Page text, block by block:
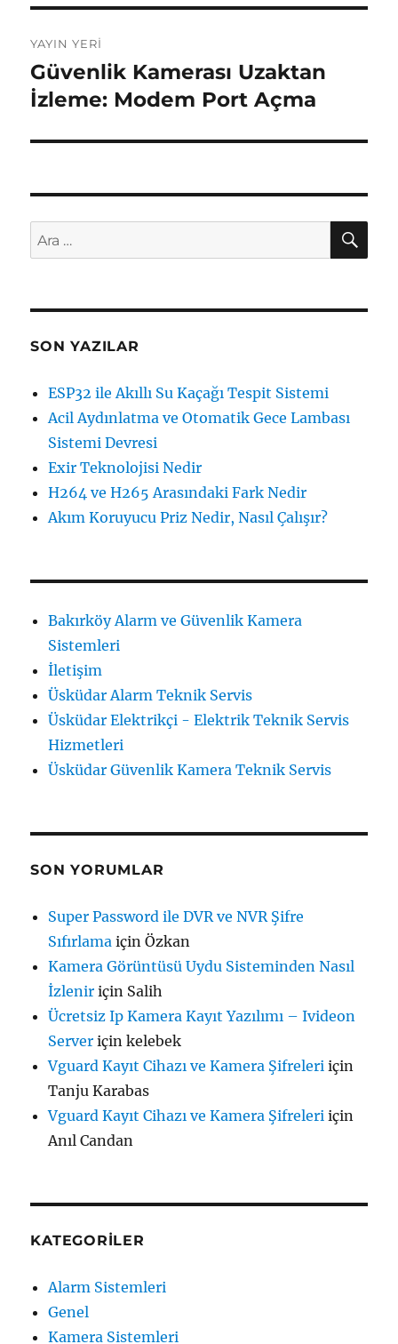
gezinmesi
YAYIN YERI
Güvenlik Kamerası Uzaktan
İzleme: Modem Port Açma
Ara:
SON YAZILAR
ESP32 ile Akıllı Su Kaçağı Tespit Sistemi
Acil Aydınlatma ve Otomatik Gece Lambası
Sistemi Devresi
Exir Teknolojisi Nedir
H264 ve H265 Arasındaki Fark Nedir
Akım Koruyucu Priz Nedir, Nasıl Çalışır?
Bakırköy Alarm ve Güvenlik Kamera
Sistemleri
İletişim
Üsküdar Alarm Teknik Servis
Üsküdar Elektrikçi - Elektrik Teknik Servis
Hizmetleri
Üsküdar Güvenlik Kamera Teknik Servis
SON YORUMLAR
Super Password ile DVR ve NVR Şifre
Sıfırlama içinÖzkan
Kamera Görüntüsü Uydu Sisteminden Nasıl
İzlenir için Salih
Ücretsiz Ip Kamera Kayıt Yazılımı – Ivideon
Server içinkelebek
Vguard Kayıt Cihazı ve Kamera Şifreleri için
Tanju Karabas
Vguard Kayıt Cihazı ve Kamera Şifreleri için
Anıl Candan
KATEGORILER
Alarm Sistemleri
Genel
Kamera Sistemleri